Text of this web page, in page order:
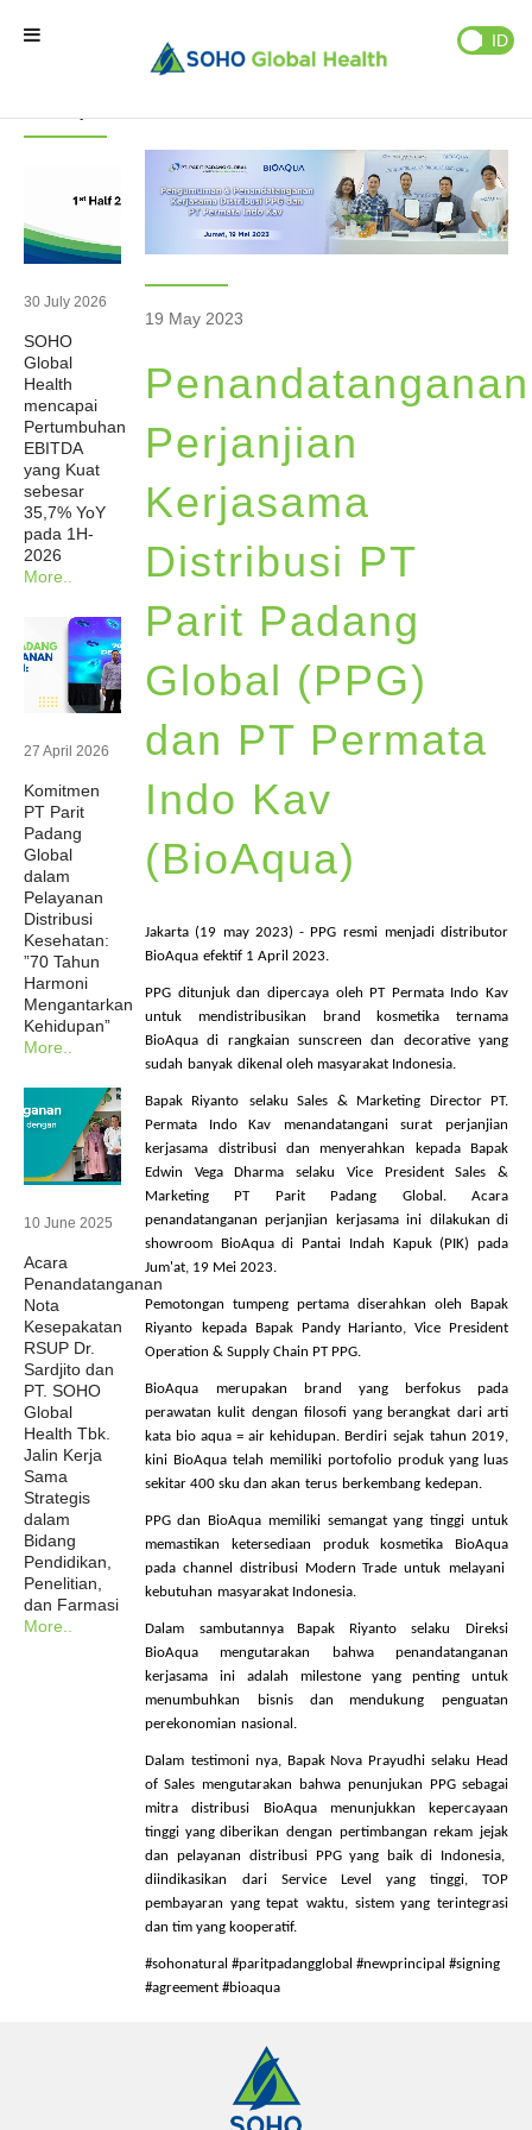
EN ID
Beranda
Brand Kami
Bisnis Kami
Tentang Kami
Natural Wellness
Berita
Investor
Keberlanjutan
Profesional Kesehatan
Berita
30 July 2026
SOHO
Global
Health
mencapai
Pertumbuhan
EBITDA
yang Kuat
sebesar
35,7% YoY
pada 1H-
2026
More..
27 April 2026
Komitmen
PT Parit
Padang
Global
dalam
Pelayanan
Distribusi
Kesehatan:
”70 Tahun
Harmoni
Mengantarkan
Kehidupan”
More..
10 June 2025
Acara
Penandatanganan
Nota
Kesepakatan
RSUP Dr.
Sardjito dan
PT. SOHO
Global
Health Tbk.
Jalin Kerja
Sama
Strategis
dalam
Bidang
Pendidikan,
Penelitian,
dan Farmasi
More..
Berita
19 May 2023
Penandatanganan
Perjanjian
Kerjasama
Distribusi PT
Parit Padang
Global (PPG)
dan PT Permata
Indo Kav
(BioAqua)
Jakarta (19 may2023) - PPG resmi menjadidistributor
BioAqua efektif 1 April 2023.
PPG ditunjukdan dipercayaoleh PT Permata Indo Kav
untuk
mendistribusikan brand kosmetika
ternama
BioAqua di rangkaian sunscreen dan decorative yang
sudah banyak dikenal oleh masyarakat Indonesia.
Bapak Riyanto selaku Sales & Marketing Director PT.
Permata IndoKav menandatangani surat
perjanjian
kerjasama
distribusi dan menyerahkan kepada Bapak
Edwin Vega Dharmaselaku Vice President Sales &
Marketing PT ParitPadang Global. Acara
penandatanganan perjanjian kerjasama ini dilakukan di
showroom BioAquadi Pantai Indah Kapuk(PIK) pada
Jum'at , 19 Mei 2023.
Pemotongan tumpeng pertama diserahkan
oleh Bapak
Riyanto
kepadaBapak Pandy Harianto, Vice President
Operation & Supply Chain PT PPG.
BioAqua merupakan brand yang berfokus pada
perawatan
kulit dengan filosofi yang berangkat dariarti
kata bio aqua = air kehidupan. Berdiri sejak tahun 2019,
kini BioAqua telah memiliki portofolio produk yang luas
sekitar 400 sku dan akan terus berkembang kedepan.
PPG dan BioAqua memiliki semangat yang tinggi untuk
memastikan
ketersediaan produk kosmetika
BioAqua
pada channel distribusiModern Tradeuntuk
melayani
kebutuhan masyarakat Indonesia.
Dalam sambutannyaBapak Riyanto selaku
Direksi
BioAqua
mengutarakan bahwa
penandatanganan
kerjasama
ini adalah milestone yang penting
untuk
menumbuhkan
bisnisdan mendukung
penguatan
perekonomian nasional .
Dalam testimoni nya , Bapak Nova Prayudhi selaku Head
of Sales mengutarakan bahwa penunjukan PPGsebagai
mitra
distribusi BioAqua menunjukkan
kepercayaan
tinggi yangdiberikan dengan pertimbangan rekam jejak
dan pelayanan distribusi PPG yang baikdi Indonesia,
diindikasikan
dari Service Level yang tinggi , TOP
pembayaran yangtepat waktu sistemyangterintegrasi
dan tim yang kooperatif.
#sohonatural #paritpadangglobal #newprincipal #signing
#agreement #bioaqua
Majalah